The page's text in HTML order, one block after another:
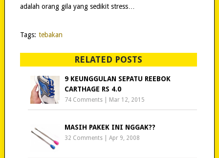
adalah orang gila yang sedikit stress…
Tags: tebakan
RELATED POSTS
9 KEUNGGULAN SEPATU REEBOK
CARTHAGE RS 4.0
74 Comments Mar 12, 2015
MASIH PAKEK INI NGGAK??
32 Comments |Apr 9, 2008